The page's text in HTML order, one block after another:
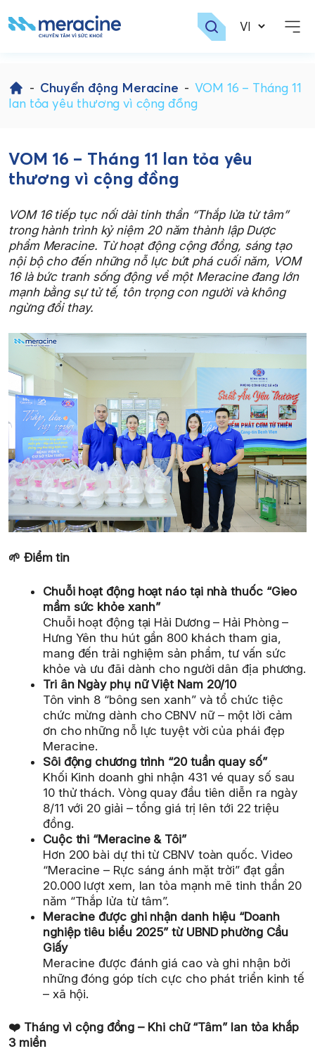
to
content
- Chuyển động Meracine - VOM 16 – Tháng 11
lan tỏa yêu thương vì cộng đồng
VOM 16 – Tháng 11 lan tỏa yêu
thương vì cộng đồng
VOM 16 tiếp tục nối dài tinh thần “Thắp lửa từ tâm”
trong hành trình kỷ niệm 20 năm thành lập Dược
phẩm Meracine. Từ hoạt động cộng đồng, sáng tạo
nội bộ cho đến những nỗ lực bứt phá cuối năm, VOM
16 là bức tranh sống động về một Meracine đang lớn
mạnh bằng sự tử tế, tôn trọng con người và không
ngừng đổi thay.
🌱 Điểm tin
Chuỗi hoạt động hoạt náo tại nhà thuốc “Gieo
mầm sức khỏe xanh”
Chuỗi hoạt động tại Hải Dương – Hải Phòng –
Hưng Yên thu hút gần 800 khách tham gia,
mang đến trải nghiệm sản phẩm, tư vấn sức
khỏe và ưu đãi dành cho người dân địa phương.
Tri ân Ngày phụ nữ Việt Nam 20/10
Tôn vinh 8 “bông sen xanh” và tổ chức tiệc
chức mừng dành cho CBNV nữ – một lời cảm
ơn cho những nỗ lực tuyệt vời của phái đẹp
Meracine.
Sôi động chương trình “20 tuần quay số”
Khối Kinh doanh ghi nhận 431 vé quay số sau
10 thử thách. Vòng quay đầu tiên diễn ra ngày
8/11 với 20 giải – tổng giá trị lên tới 22 triệu
đồng.
Cuộc thi “Meracine & Tôi”
Hơn 200 bài dự thi từ CBNV toàn quốc. Video
“Meracine – Rực sáng ánh mặt trời” đạt gần
20.000 lượt xem, lan tỏa mạnh mẽ tinh thần 20
năm “Thắp lửa từ tâm”.
Meracine được ghi nhận danh hiệu “Doanh
nghiệp tiêu biểu 2025” từ UBND phường Cầu
Giấy
Meracine được đánh giá cao và ghi nhận bởi
những đóng góp tích cực cho phát triển kinh tế
– xã hội.
❤️Tháng vì cộng đồng – Khi chữ “Tâm” lan tỏa khắp
3 miền